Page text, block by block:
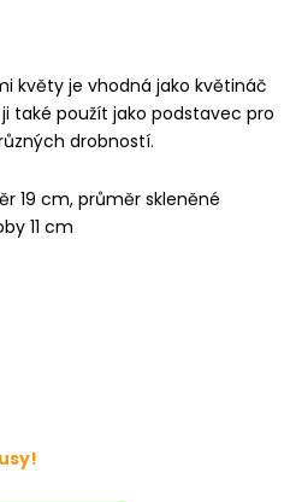
květy je vhodná jako květináč
také použít jako podstavec pro
drobností.
19 cm, průměr skleněné
11 cm